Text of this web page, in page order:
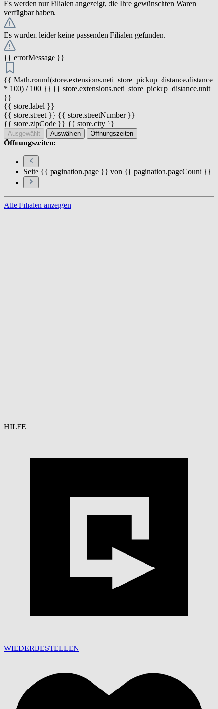
Es werden nur Filialen angezeigt, die Ihre gewünschten Waren
verfügbar haben.
Es wurden leider keine passenden Filialen gefunden.
{{ errorMessage }}
{{ Math.round(store.extensions.neti_store_pickup_distance.distance
* 100) / 100 }} {{ store.extensions.neti_store_pickup_distance.unit
}}
{{ store.label }}
{{ store.street }} {{ store.streetNumber }}
{{ store.zipCode }} {{ store.city }}
Ausgewählt Auswählen Öffnungszeiten
Öffnungszeiten:
Seite {{ pagination.page }} von {{ pagination.pageCount }}
Alle Filialen anzeigen
HILFE
WIEDERBESTELLEN